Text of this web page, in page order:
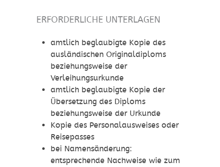
ERFORDERLICHE UNTERLAGEN
amtlich beglaubigte Kopie des
ausländischen Originaldiploms
beziehungsweise der
Verleihungsurkunde
amtlich beglaubigte Kopie der
Übersetzung des Diploms
beziehungsweise der Urkunde
Kopie des Personalausweises oder
Reisepasses
bei Namensänderung:
entsprechende Nachweise wie zum